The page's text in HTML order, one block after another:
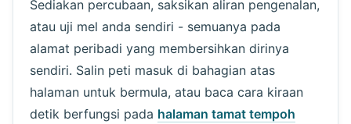
Sediakan percubaan, saksikan aliran pengenalan,
atau uji mel anda sendiri - semuanya pada
alamat peribadi yang membersihkan dirinya
sendiri. Salin peti masuk di bahagian atas
halaman untuk bermula, atau baca cara kiraan
detik berfungsi pada halaman tamat tempoh